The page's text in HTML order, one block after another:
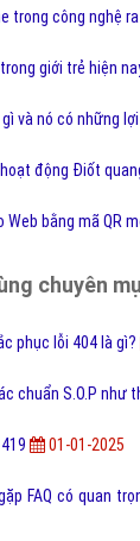
trong công nghệ
giới trẻ hiện
và nó có những
động Điốt
bằng mã QR
chuyên
phục lỗi 404 là gì?
chuẩn S.O.P như
01-01-2025
FAQ có quan